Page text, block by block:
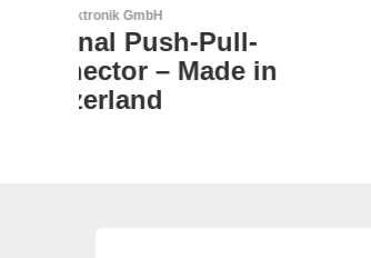
Aker Technology Co., Ltd.
AKER: Wo
Zuverlässigkeit trifft